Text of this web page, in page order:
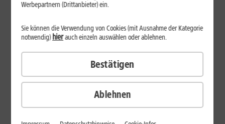
29,
Verfügbarkeit prüfen
Werbepartnern (Drittanbieter) ein.
Ablehnen
Sie können die Verwendung von Cookies (mit Ausnahme der Kategorie
notwendig)hierauch einzeln auswählen oder ablehnen.
Bestätigen